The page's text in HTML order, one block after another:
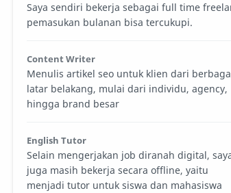
Saya sendiri bekerja sebagai full time
pemasukan bulanan bisa tercukupi.
Content Writer
Menulis artikel seo untuk klien dari
latar belakang, mulai dari individu, agency,
hingga brand besar
English Tutor
Selain mengerjakan job diranah digital,
juga masih bekerja secara offline, yaitu
menjadi tutor untuk siswa dan mahasiswa